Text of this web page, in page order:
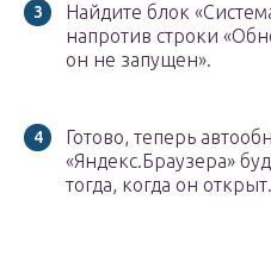
Найдите блок
напротив строки
он не запущен».
Готово, теперь
«Яндекс.Браузера»
тогда, когда он открыт.